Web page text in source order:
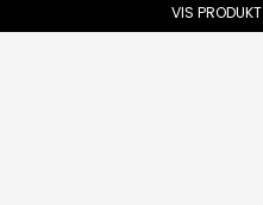
VIS PRODUKT